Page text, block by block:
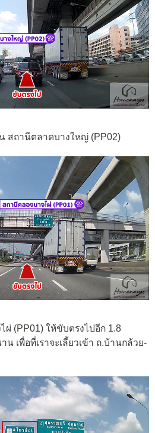
น สถานีตลาดบางใหญ่ (PP02)
(PP01) ให้ขับตรงไปอีก 1.8
เพื่อที่เราจะเลี้ยวเข้า ถ.บ้านกล้วย-